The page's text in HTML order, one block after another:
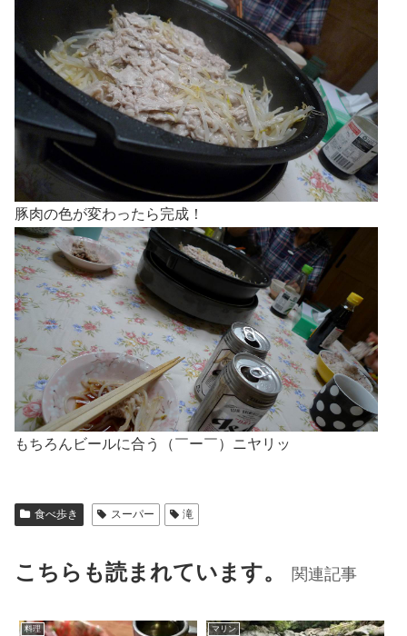
豚肉の色が変わったら完成！
もちろんビールに合う（￣ー￣）ニヤリッ
食べ歩き スーパー 滝
こちらも読まれています。 関連記事
料理 マリン